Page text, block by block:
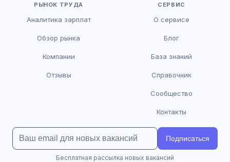
РЫНОК ТРУДА
Аналитика зарплат
Обзор рынка
Компании
Отзывы
СЕРВИС
О сервисе
Блог
База знаний
Справочник
Сообщество
Контакты
Подписаться
Бесплатная рассылка новых вакансий
помочь?